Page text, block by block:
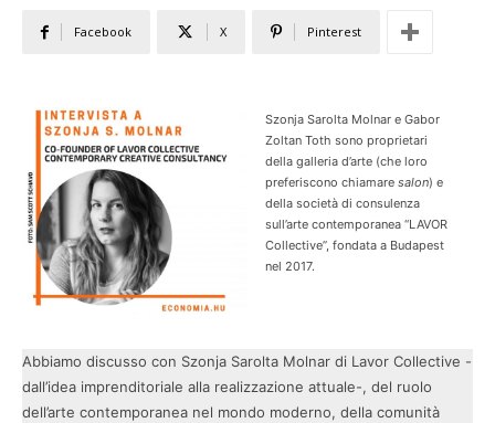
Facebook X Pinterest
Szonja Sarolta Molnar e Gabor
Zoltan Toth sono proprietari
della galleria d’arte (che loro
preferiscono chiamaresalon) e
della società di consulenza
sull’arte contemporanea “LAVOR
Collective”, fondata a Budapest
nel 2017.
Abbiamo discusso con Szonja Sarolta Molnar di Lavor Collective -
dall’idea imprenditoriale alla realizzazione attuale-, del ruolo
dell’arte contemporanea nel mondo moderno, della comunità